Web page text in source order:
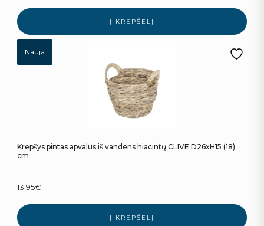
Į KREPŠELĮ
Nauja
Krepšys pintas apvalus iš vandens hiacintų CLIVE D26xH15 (18)
cm
13.95€
Į KREPŠELĮ